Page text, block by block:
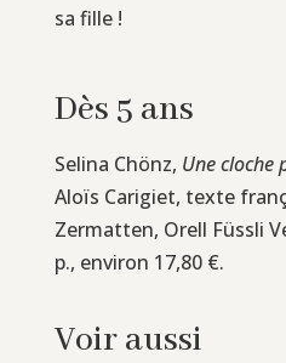
sa fille !
Dès 5 ans
Selina Chönz, Une cloche
Aloïs Carigiet, texte
Zermatten, Orell Füssli
p., environ 17,80 €.
Voir aussi